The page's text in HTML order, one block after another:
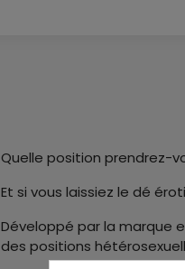
Quelle position prendrez-
Et si vous laissiez le dé
Développé par la marque
des positions